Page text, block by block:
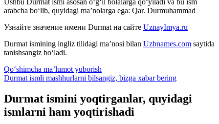
arabcha bo‘lib, quyidagi ma’nolarga ega: Qar. Durmuhammad
Узнайте значение имени Durmat на сайте UznayImya.ru
Durmat ismining ingliz tilidagi ma’nosi bilan Uzbnames.com saytida
tanishsangiz bo‘ladi.
Qo‘shimcha ma’lumot yuborish
Durmat ismli mashhurlarni bilsangiz, bizga xabar bering
Durmat ismini yoqtirganlar, quyidagi
ismlarni ham yoqtirishadi